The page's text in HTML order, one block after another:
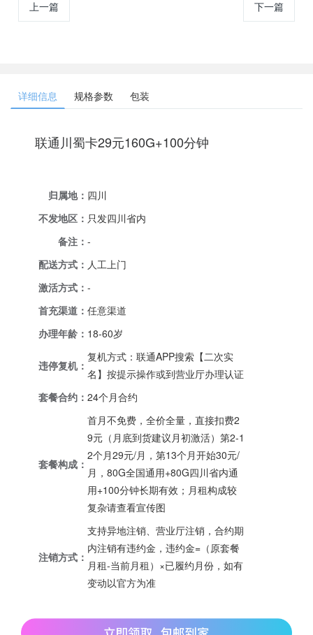
上一篇 下一篇
详细信息 规格参数 包装
联通川蜀卡29元160G+100分钟
归属地： 四川
不发地区： 只发四川省内
备注： -
配送方式： 人工上门
激活方式： -
首充渠道： 任意渠道
办理年龄： 18-60岁
违停复机：
复机方式：联通APP搜索【二次实
名】按提示操作或到营业厅办理认证
套餐合约： 24个月合约
套餐构成：
首月不免费，全价全量，直接扣费2
9元（月底到货建议月初激活）第2-1
2个月29元/月，第13个月开始30元/
月，80G全国通用+80G四川省内通
用+100分钟长期有效；月租构成较
复杂请查看宣传图
注销方式：
支持异地注销、营业厅注销，合约期
内注销有违约金，违约金=（原套餐
月租-当前月租）×已履约月份，如有
变动以官方为准